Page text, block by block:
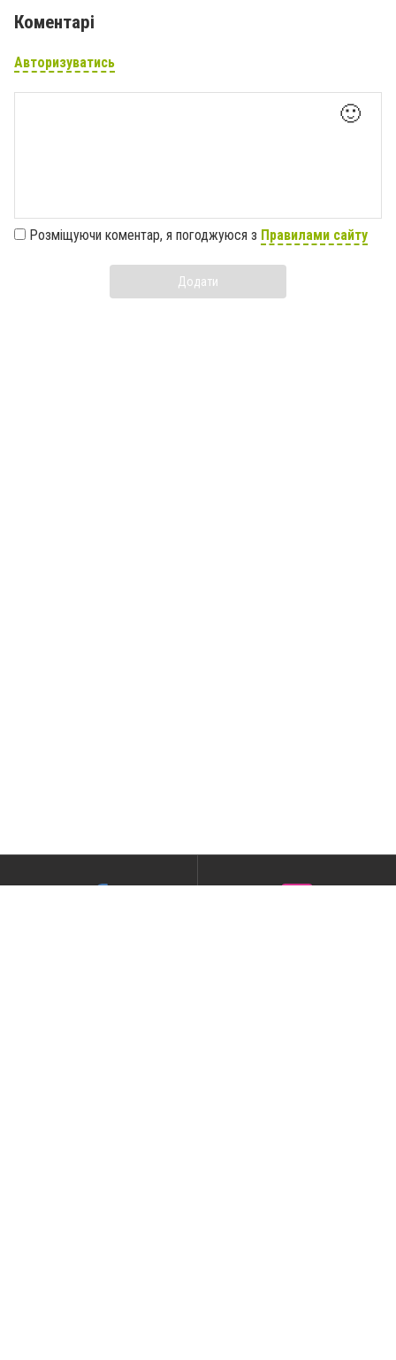
Коментарі
Авторизуватись
🙂
Розміщуючи коментар, я погоджуюся з Правилами сайту
Додати